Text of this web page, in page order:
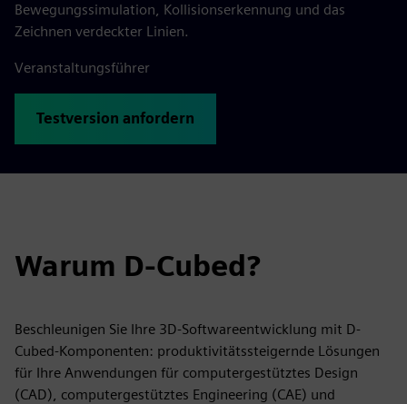
Bewegungssimulation, Kollisionserkennung und das
Zeichnen verdeckter Linien.
Veranstaltungsführer
Testversion anfordern
Warum D-Cubed?
Beschleunigen Sie Ihre 3D-Softwareentwicklung mit D-
Cubed-Komponenten: produktivitätssteigernde Lösungen
für Ihre Anwendungen für computergestütztes Design
(CAD), computergestütztes Engineering (CAE) und